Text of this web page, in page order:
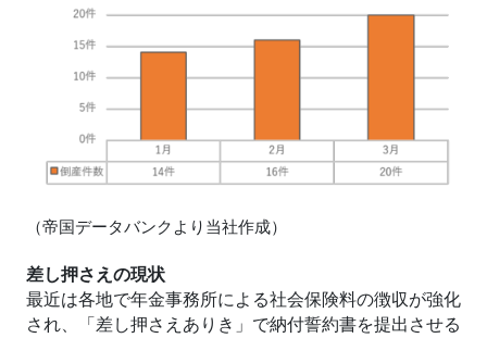
（帝国データバンクより当社作成）
差し押さえの現状
最近は各地で年金事務所による社会保険料の徴収が強化
され、「差し押さえありき」で納付誓約書を提出させる